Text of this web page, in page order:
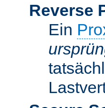
Reverse
Ein